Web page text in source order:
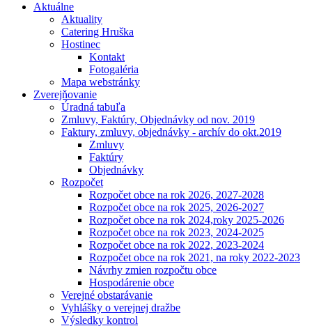
Aktuálne
Aktuality
Catering Hruška
Hostinec
Kontakt
Fotogaléria
Mapa webstránky
Zverejňovanie
Úradná tabuľa
Zmluvy, Faktúry, Objednávky od nov. 2019
Faktury, zmluvy, objednávky - archív do okt.2019
Zmluvy
Faktúry
Objednávky
Rozpočet
Rozpočet obce na rok 2026, 2027-2028
Rozpočet obce na rok 2025, 2026-2027
Rozpočet obce na rok 2024,roky 2025-2026
Rozpočet obce na rok 2023, 2024-2025
Rozpočet obce na rok 2022, 2023-2024
Rozpočet obce na rok 2021, na roky 2022-2023
Návrhy zmien rozpočtu obce
Hospodárenie obce
Verejné obstarávanie
Vyhlášky o verejnej dražbe
Výsledky kontrol